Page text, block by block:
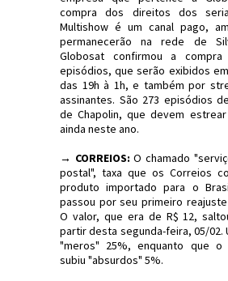
compra dos direitos dos
Multishow é um canal pago,
permanecerão na rede de
Globosat confirmou a
episódios, que serão exibidos
das 19h à 1h, e também por
assinantes. São 273 episódios
de Chapolin, que devem
ainda neste ano.
→ CORREIOS: O chamado
postal", taxa que os Correios
produto importado para o
passou por seu primeiro
O valor, que era de R$ 12,
partir desta segunda-feira, 05/02.
"meros" 25%, enquanto que o
subiu "absurdos" 5%.